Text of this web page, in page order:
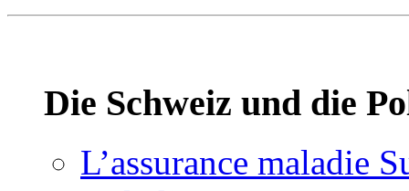
Die Schweiz und die
L’assurance maladie